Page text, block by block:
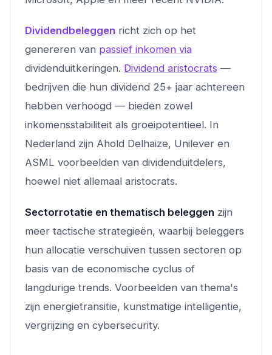
Dividendbeleggen richt zich op het
genereren van passief inkomen via
dividenduitkeringen. Dividend aristocrats —
bedrijven die hun dividend 25+ jaar achtereen
hebben verhoogd — bieden zowel
inkomensstabiliteit als groeipotentieel. In
Nederland zijn Ahold Delhaize, Unilever en
ASML voorbeelden van dividenduitdelers,
hoewel niet allemaal aristocrats.
Sectorrotatie en thematisch beleggen zijn
meer tactische strategieën, waarbij beleggers
hun allocatie verschuiven tussen sectoren op
basis van de economische cyclus of
langdurige trends. Voorbeelden van thema's
zijn energietransitie, kunstmatige intelligentie,
vergrijzing en cybersecurity.